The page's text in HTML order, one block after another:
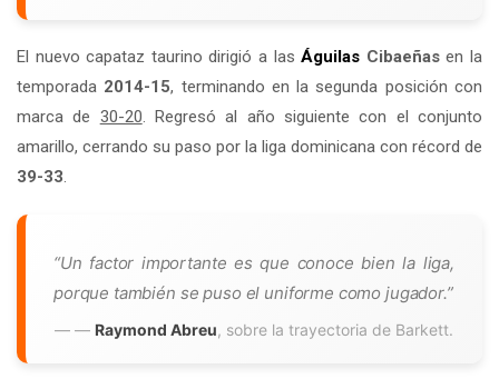
El nuevo capataz taurino dirigió a lasÁguilas Cibaeñasen la
temporada 2014-15, terminando en la segunda posición con
marca de 30-20. Regresó al año siguiente con el conjunto
amarillo, cerrando su paso por la liga dominicana con récord de
39-33.
“Un factor importante es que conoce bien la liga,
porque también se puso el uniforme como jugador.”
— Raymond Abreu, sobre la trayectoria de Barkett.